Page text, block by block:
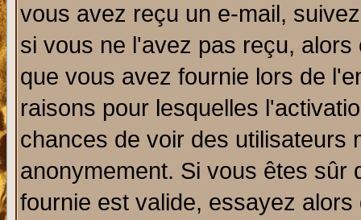
vous avez reçu un e-mail,
si vous ne l'avez pas reçu,
que vous avez fournie lors de
raisons pour lesquelles
chances de voir des utilisateurs
anonymement. Si vous êtes sûr
fournie est valide, essayez